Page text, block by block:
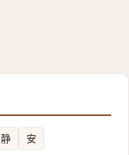
静 安